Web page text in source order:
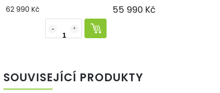
62 990 Kč
55 990 Kč
SOUVISEJÍCÍ PRODUKTY